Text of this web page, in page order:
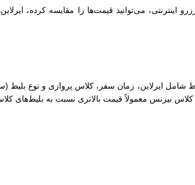
می‌توانید قیمت‌ها را مقایسه کرده،
شامل ایرلاین، زمان سفر، کلاس پروازی و نوع بلیط
بیزنس معمولاً قیمت بالاتری نسبت به بلیط‌های